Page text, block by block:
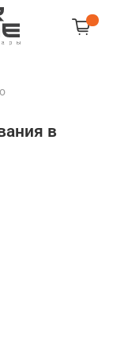
в